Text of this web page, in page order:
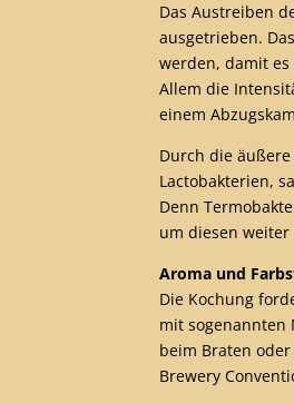
Das Austreiben
ausgetrieben.
werden, damit
Allem die
einem
Durch die
Lactobakterien,
Denn
um diesen
Aroma und
Die Kochung
mit sogenannten
beim Braten
Brewery